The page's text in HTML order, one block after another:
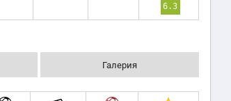
6.3
Галерия